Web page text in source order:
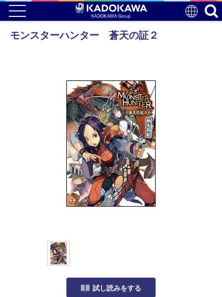
モンスターハンター 蒼天の証２
試し読みをする